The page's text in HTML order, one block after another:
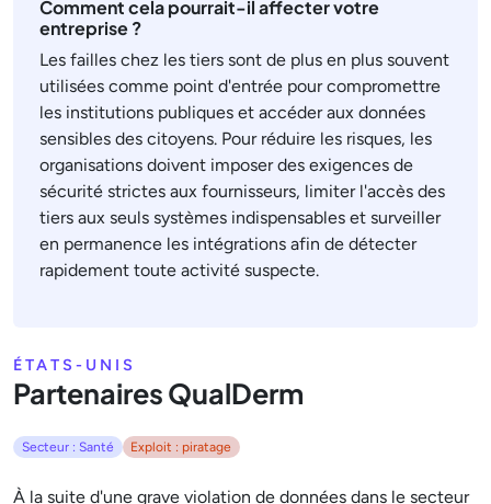
Comment cela pourrait-il affecter votre
entreprise ?
Les failles chez les tiers sont de plus en plus souvent
utilisées comme point d'entrée pour compromettre
les institutions publiques et accéder aux données
sensibles des citoyens. Pour réduire les risques, les
organisations doivent imposer des exigences de
sécurité strictes aux fournisseurs, limiter l'accès des
tiers aux seuls systèmes indispensables et surveiller
en permanence les intégrations afin de détecter
rapidement toute activité suspecte.
ÉTATS-UNIS
Partenaires QualDerm
Secteur : Santé Exploit : piratage
À la suite d'une grave violation de données dans le secteur